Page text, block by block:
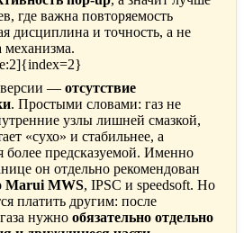
где важна повторяемость
дисциплина и точность, а не
механизма.
версии — отсутствие
. Простыми словами: газ не
узлы лишней смазкой,
«сухо» и стабильнее, а
более предсказуемой. Именно
он отдельно рекомендован
Marui MWS, IPSC и speedsoft. Но
платить другим: после
нужно обязательно отдельно